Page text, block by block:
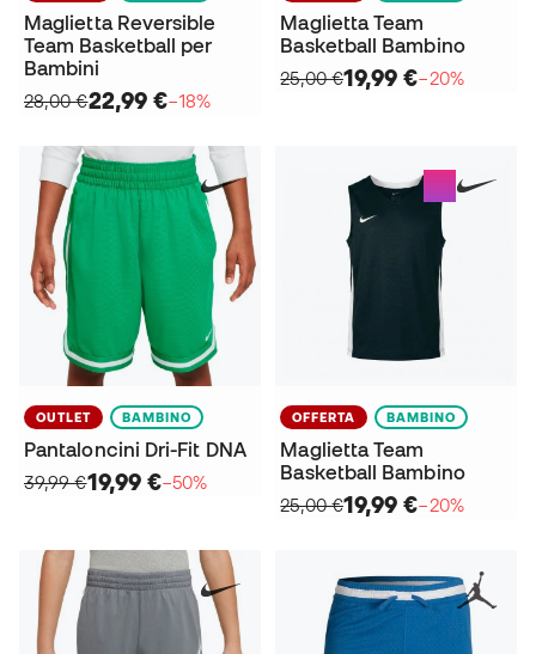
Maglietta Reversible
Team Basketball per
Bambini
28,00 €22,99 €−18%
Maglietta Team
Basketball Bambino
25,00 €19,99 €−20%
OUTLET BAMBINO
Pantaloncini Dri-Fit DNA
39,99 €19,99 €−50%
OFFERTA BAMBINO
Maglietta Team
Basketball Bambino
25,00 €19,99 €−20%